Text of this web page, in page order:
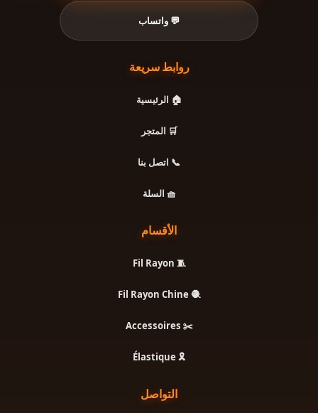
💬 واتساب
روابط سريعة
🏠 الرئيسية
🛒 المتجر
📞 اتصل بنا
🧺 السلة
الأقسام
🧵 Fil Rayon
🧶 Fil Rayon Chine
✂️ Accessoires
🎗️ Élastique
التواصل